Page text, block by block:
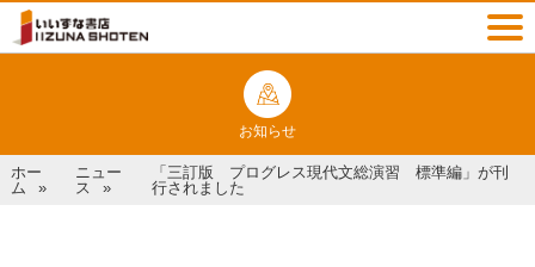
お知らせ
ホー
ム
ニュー
ス
「三訂版 プログレス現代文総演習 標準編」が刊
行されました